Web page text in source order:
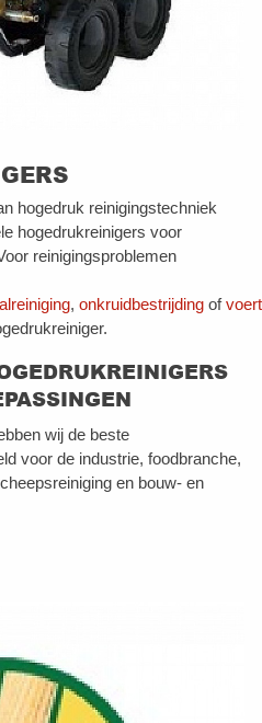
hogedruk reinigingstechniek
hogedrukreinigers voor
reinigingsproblemen
, onkruidbestrijding of
wij de beste
voor de industrie, foodbranche,
en bouw- en